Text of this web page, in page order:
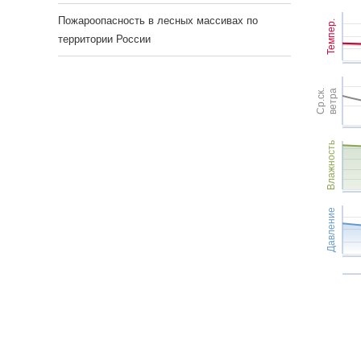
Темпер.
Ср.ск.ветра
Влажность
Давление
Пожароопасность в лесных массивах по
территории России